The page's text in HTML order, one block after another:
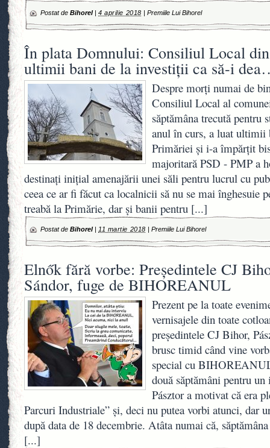
Postat de Bihorel| 4 aprilie 2018 | Premiile Lui Bihorel
În plata Domnului: Consiliul Local
ultimii bani de la investiții ca să-i
Despre morţi numai de
Consiliul Local al
săptămâna trecută pentru
anul în curs, a luat ultimii
Primăriei şi i-a împărţit
majoritară PSD - PMP a
destinaţi iniţial amenajării unei săli pentru lucrul cu
ceea ce ar fi făcut ca localnicii să nu se mai înghesuie
treabă la Primărie, dar şi banii pentru [...]
Postat de Bihorel| 11 martie 2018 | Premiile Lui Bihorel
Elnők fără vorbe: Președintele CJ
Sándor, fuge de BIHOREANUL
Prezent pe la toate
vernisajele din toate
preşedintele CJ Bihor,
brusc timid când vine
special cu
două săptămâni pentru
Pásztor a motivat că era
Parcuri Industriale” şi, deci nu putea vorbi atunci, dar
după data de 18 decembrie. Atâta numai că,
[...]